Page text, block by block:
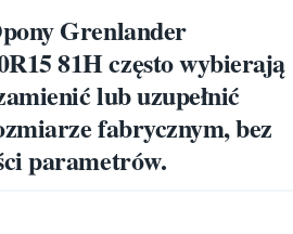
Grenlander
81Hczęsto wybierają
lub uzupełnić
fabrycznym, bez
parametrów.